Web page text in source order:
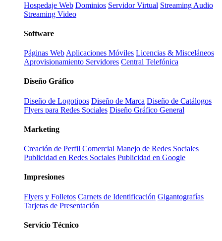
Hospedaje Web Dominios Servidor Virtual Streaming Audio
Streaming Video
Software
Páginas Web Aplicaciones Móviles Licencias & Misceláneos
Aprovisionamiento Servidores Central Telefónica
Diseño Gráfico
Diseño de Logotipos Diseño de Marca Diseño de Catálogos
Flyers para Redes Sociales Diseño Gráfico General
Marketing
Creación de Perfil Comercial Manejo de Redes Sociales
Publicidad en Redes Sociales Publicidad en Google
Impresiones
Flyers y Folletos Carnets de Identificación Gigantografías
Tarjetas de Presentación
Servicio Técnico